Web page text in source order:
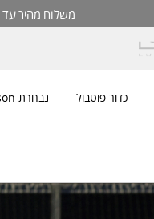
משלוח מהיר עד
כדור פוטבול נבחרת Wilson